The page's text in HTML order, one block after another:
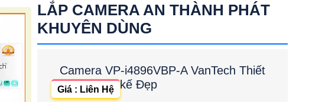
LẮP CAMERA AN THÀNH PHÁT
KHUYÊN DÙNG
Camera VP-i4896VBP-A VanTech Thiết
kế Đẹp
Giá : Liên Hệ